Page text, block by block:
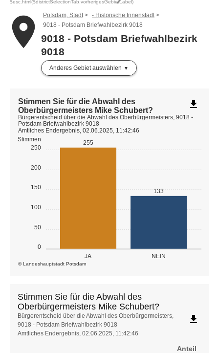
$esc.html($districtSelectionTab.vorherigesGebietLabel)
placePotsdam, Stadt
- Historische Innenstadt
9018 - Potsdam Briefwahlbezirk 9018
9018 - Potsdam Briefwahlbezirk
9018
Anderes Gebiet auswählen
0
50
100
150
200
250
Stimmen
JA NEIN
255
133
© Landeshauptstadt Potsdam
Stimmen Sie für die Abwahl des
Oberbürgermeisters Mike Schubert?
Bürgerentscheid über die Abwahl des Oberbürgermeisters, 9018 -
Potsdam Briefwahlbezirk 9018
Amtliches Endergebnis, 02.06.2025, 11:42:46
file_download
Stimmen Sie für die Abwahl des
Oberbürgermeisters Mike Schubert?
Stimmen
Sie
für
Bürgerentscheid über die Abwahl des Oberbürgermeisters,
9018 - Potsdam Briefwahlbezirk 9018
Amtliches Endergebnis, 02.06.2025, 11:42:46
file_download
Anteil